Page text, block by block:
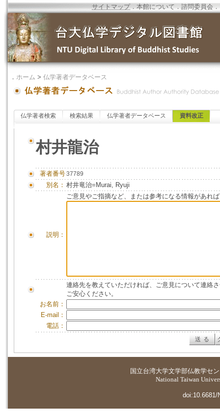
サイトマップ．本館について ．諮問委員会 ．
． ホーム > 仏学著者データベース
仏学著者検索 検索結果 仏学著者データベース 資料改正
村井龍治
著者番号37789
別名： 村井竜治=Murai, Ryuji
説明：
ご意見やご指摘など、または参考になる情報があれ
連絡先を教えていただければ、ご意見について連絡
ご安心ください。
お名前：
E-mail：
電話：
国立台湾大学文学部仏教学セ
National Taiwan
doi:10.6681/